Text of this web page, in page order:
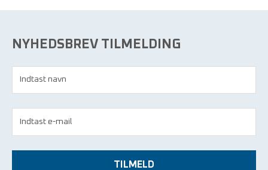
NYHEDSBREV TILMELDING
TILMELD